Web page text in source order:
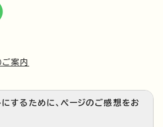
案内
にするために、ページのご感想をお